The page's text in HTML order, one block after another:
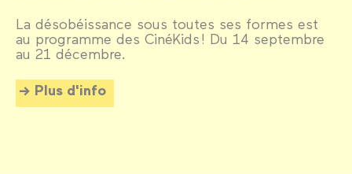
La désobéissance sous toutes ses formes est
au programme des CinéKids ! Du 14 septembre
au 21 décembre.
Plus d'info